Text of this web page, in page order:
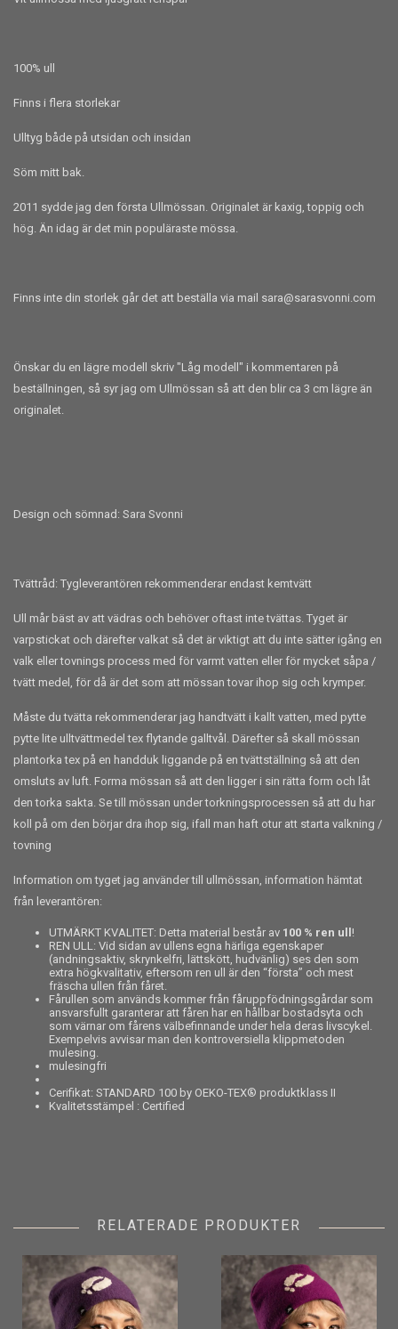
100% ull
Finns i flera storlekar
Ulltyg både på utsidan och insidan
Söm mitt bak.
2011 sydde jag den första Ullmössan. Originalet är kaxig, toppig och
hög. Än idag är det min populäraste mössa.
Finns inte din storlek går det att beställa via mail sara@sarasvonni.com
Önskar du en lägre modell skriv "Låg modell" i kommentaren på
beställningen, så syr jag om Ullmössan så att den blir ca 3 cm lägre än
originalet.
Design och sömnad: Sara Svonni
Tvättråd: Tygleverantören rekommenderar endast kemtvätt
Ull mår bäst av att vädras och behöver oftast inte tvättas. Tyget är
varpstickat och därefter valkat så det är viktigt att du inte sätter igång en
valk eller tovnings process med för varmt vatten eller för mycket såpa /
tvätt medel, för då är det som att mössan tovar ihop sig och krymper.
Måste du tvätta rekommenderar jag handtvätt i kallt vatten, med pytte
pytte lite ulltvättmedel tex flytande galltvål. Därefter så skall mössan
plantorka tex på en handduk liggande på en tvättställning så att den
omsluts av luft. Forma mössan så att den ligger i sin rätta form och låt
den torka sakta. Se till mössan under torkningsprocessen så att du har
koll på om den börjar dra ihop sig, ifall man haft otur att starta valkning /
tovning
Information om tyget jag använder till ullmössan, information hämtat
från leverantören:
UTMÄRKT KVALITET: Detta material består av 100 % ren ull !
REN ULL: Vid sidan av ullens egna härliga egenskaper
(andningsaktiv, skrynkelfri, lättskött, hudvänlig) ses den som
extra högkvalitativ, eftersom ren ull är den “första” och mest
fräscha ullen från fåret.
Fårullen som används kommer från fåruppfödningsgårdar som
ansvarsfullt garanterar att fåren har en hållbar bostadsyta och
som värnar om fårens välbefinnande under hela deras livscykel.
Exempelvis avvisar man den kontroversiella klippmetoden
mulesing.
mulesingfri
Cerifikat: STANDARD 100 by OEKO-TEX® produktklass II
Kvalitetsstämpel : Certified
RELATERADE PRODUKTER